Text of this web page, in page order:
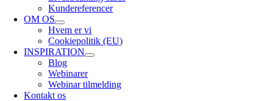
Kundereferencer
OM OS
Hvem er vi
Cookiepolitik (EU)
INSPIRATION
Blog
Webinarer
Webinar tilmelding
Kontakt os